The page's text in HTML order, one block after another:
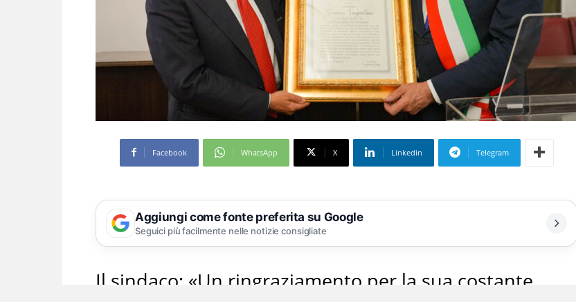
Facebook WhatsApp X Linkedin Telegram
Aggiungi come fonte preferita su Google
Seguici più facilmente nelle notizie consigliate
Il sindaco: «Un ringraziamento per la sua costante